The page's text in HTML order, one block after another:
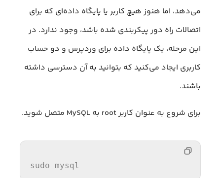
می‌دهد، اما هنوز هیچ کاربر یا پایگاه داده‌ای که برای
اتصالات راه دور پیکربندی شده باشد، وجود ندارد. در
این مرحله، یک پایگاه داده برای وردپرس و دو حساب
کاربری ایجاد می‌کنید که بتوانید به آن دسترسی داشته
باشند.
برای شروع به عنوان کاربر root به MySQL متصل شوید.
sudo mysql